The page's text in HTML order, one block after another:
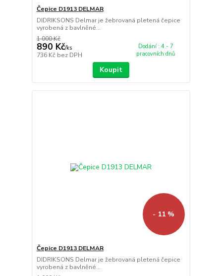
Čepice D1913 DELMAR
DIDRIKSONS Delmar je žebrovaná pletená čepice
vyrobená z bavlněné...
1 000 Kč
890 Kč/ks
736 Kč bez DPH
Dodání : 4 - 7
pracovních dnů
Koupit
- 11 %
Čepice D1913 DELMAR
DIDRIKSONS Delmar je žebrovaná pletená čepice
vyrobená z bavlněné...